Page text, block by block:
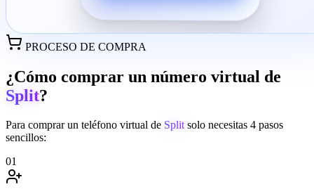
PROCESO DE COMPRA
¿Cómo comprar un número virtual de
Split?
Para comprar un teléfono virtual de Split solo necesitas 4 pasos
sencillos:
01